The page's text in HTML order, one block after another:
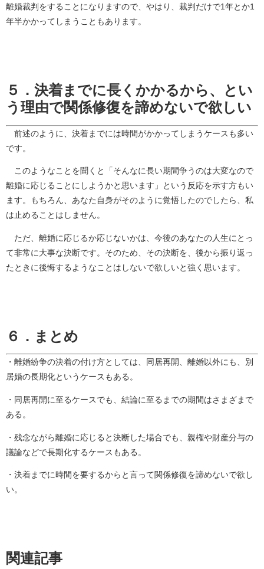
離婚裁判をすることになりますので、やはり、裁判だけで1年とか1
年半かかってしまうこともあります。
５．決着までに長くかかるから、とい
う理由で関係修復を諦めないで欲しい
前述のように、決着までには時間がかかってしまうケースも多い
です。
このようなことを聞くと「そんなに長い期間争うのは大変なので
離婚に応じることにしようかと思います」という反応を示す方もい
ます。もちろん、あなた自身がそのように覚悟したのでしたら、私
は止めることはしません。
ただ、離婚に応じるか応じないかは、今後のあなたの人生にとっ
て非常に大事な決断です。そのため、その決断を、後から振り返っ
たときに後悔するようなことはしないで欲しいと強く思います。
６．まとめ
・離婚紛争の決着の付け方としては、同居再開、離婚以外にも、別
居婚の長期化というケースもある。
・同居再開に至るケースでも、結論に至るまでの期間はさまざまで
ある。
・残念ながら離婚に応じると決断した場合でも、親権や財産分与の
議論などで長期化するケースもある。
・決着までに時間を要するからと言って関係修復を諦めないで欲し
い。
関連記事